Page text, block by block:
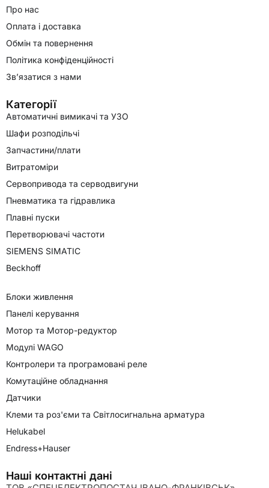
Про нас
Оплата і доставка
Обмін та повернення
Політика конфіденційності
Зв’язатися з нами
Категорії
Автоматичні вимикачі та УЗО
Шафи розподільчі
Запчастини/плати
Витратоміри
Сервопривода та серводвигуни
Пневматика та гідравлика
Плавні пуски
Перетворювачі частоти
SIEMENS SIMATIC
Beckhoff
Блоки живлення
Панелі керування
Мотор та Мотор-редуктор
Модулі WAGO
Контролери та програмовані реле
Комутаційне обладнання
Датчики
Клеми та роз'єми та Світлосигнальна арматура
Helukabel
Endress+Hauser
Наші контактні дані